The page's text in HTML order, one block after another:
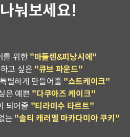
눠보세요!
를 위한 "마들렌&피낭시에"
고 싶은 "큐브 파운드"
별하게 만들어줄 "쇼트케이크"
은 예쁜 "다쿠아즈 케이크"
되어줄 "티라미수 타르트"
는 "솔티 캐러멜 마카다미아 쿠키"